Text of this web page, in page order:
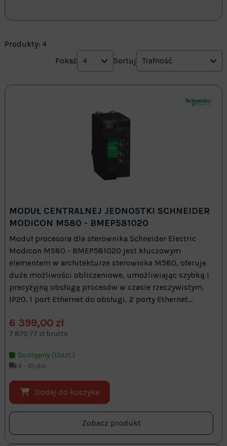
Produkty: 4
Pokaż
4 Sortuj Trafność
MODUŁ CENTRALNEJ JEDNOSTKI SCHNEIDER
MODICON M580 - BMEP581020
Moduł procesora dla sterownika Schneider Electric
Modicon M580 - BMEP581020 jest kluczowym
elementem w architekturze sterownika M580, oferuje
duże możliwości obliczeniowe, umożliwiając szybką i
precyzyjną obsługę procesów w czasie rzeczywistym.
IP20. 1 port Ethernet do obsługi, 2 porty Ethernet...
6 399,00 zł
7 870,77 zł brutto
Dostępny (13szt.)
6 - 10 dni
Dodaj do koszyka
Zobacz produkt